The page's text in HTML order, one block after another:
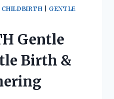
CHILDBIRTH
GENTLE
Gentle
Birth &